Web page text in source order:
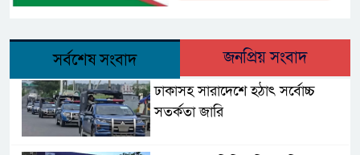
সর্বশেষ সংবাদ জনপ্রিয় সংবাদ
ঢাকাসহ সারাদেশে হঠাৎ সর্বোচ্চ
সতর্কতা জা‌রি